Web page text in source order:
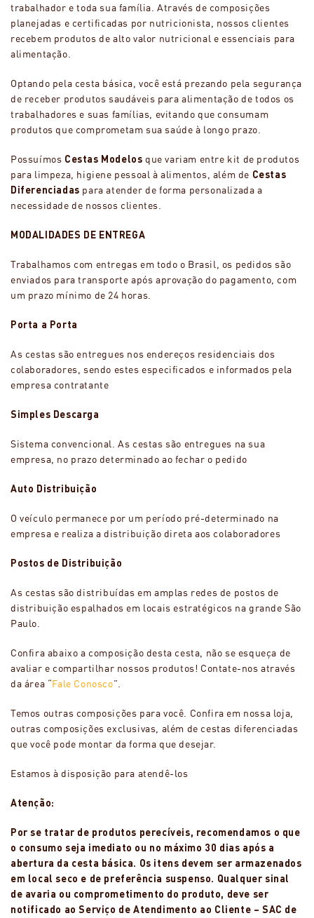
trabalhador e toda sua família. Através de composições
planejadas e certificadas por nutricionista, nossos clientes
recebem produtos de alto valor nutricional e essenciais para
alimentação.
Optando pela cesta básica, você está prezando pela segurança
de receber produtos saudáveis para alimentação de todos os
trabalhadores e suas famílias, evitando que consumam
produtos que comprometam sua saúde à longo prazo.
Possuímos Cestas Modelos que variam entre kit de produtos
para limpeza, higiene pessoal à alimentos, além de Cestas
Diferenciadas para atender de forma personalizada a
necessidade de nossos clientes.
MODALIDADES DE ENTREGA
Trabalhamos com entregas em todo o Brasil, os pedidos são
enviados para transporte após aprovação do pagamento, com
um prazo mínimo de 24 horas.
Porta a Porta
As cestas são entregues nos endereços residenciais dos
colaboradores, sendo estes especificados e informados pela
empresa contratante
Simples Descarga
Sistema convencional. As cestas são entregues na sua
empresa, no prazo determinado ao fechar o pedido
Auto Distribuição
O veículo permanece por um período pré-determinado na
empresa e realiza a distribuição direta aos colaboradores
Postos de Distribuição
As cestas são distribuídas em amplas redes de postos de
distribuição espalhados em locais estratégicos na grande São
Paulo.
Confira abaixo a composição desta cesta, não se esqueça de
avaliar e compartilhar nossos produtos! Contate-nos através
da área “Fale Conosco”.
Temos outras composições para você. Confira em nossa loja,
outras composições exclusivas, além de cestas diferenciadas
que você pode montar da forma que desejar.
Estamos à disposição para atendê-los
Atenção:
Por se tratar de produtos perecíveis, recomendamos o que
o consumo seja imediato ou no máximo 30 dias após a
abertura da cesta básica. Os itens devem ser armazenados
em local seco e de preferência suspenso. Qualquer sinal
de avaria ou comprometimento do produto, deve ser
notificado ao Serviço de Atendimento ao Cliente – SAC de